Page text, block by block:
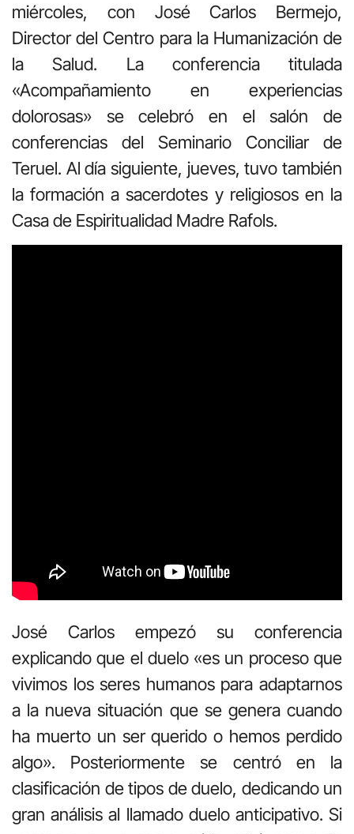
miércoles, con José Carlos Bermejo,
Director del Centro para la Humanización de
la Salud. La conferencia titulada
«Acompañamiento en experiencias
dolorosas» se celebró en el salón de
conferencias del Seminario Conciliar de
Teruel. Al día siguiente, jueves, tuvo también
la formación a sacerdotes y religiosos en la
Casa de Espiritualidad Madre Rafols.
José Carlos empezó su conferencia
explicando que el duelo «es un proceso que
vivimos los seres humanos para adaptarnos
a la nueva situación que se genera cuando
ha muerto un ser querido o hemos perdido
algo». Posteriormente se centró en la
clasificación de tipos de duelo, dedicando un
gran análisis al llamado duelo anticipativo. Si